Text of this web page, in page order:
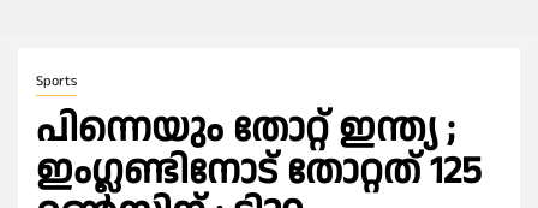
Sports
പിന്നെയും തോറ്റ് ഇന്ത്യ ;
ഇംഗ്ലണ്ടിനോട് തോറ്റത് 125